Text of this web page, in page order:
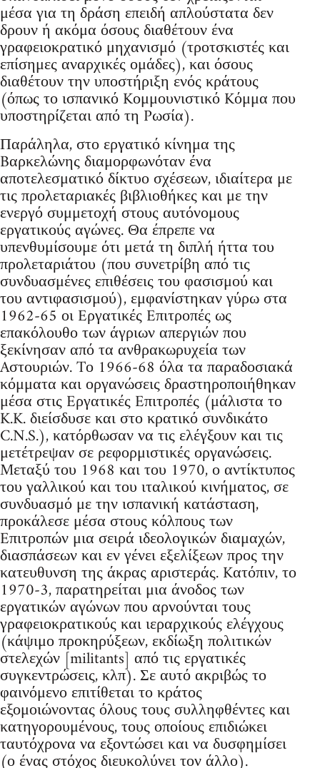
μέσα για τη δράση επειδή απλούστατα δεν
δρουν ή ακόμα όσους διαθέτουν ένα
γραφειοκρατικό μηχανισμό (τροτσκιστές και
επίσημες αναρχικές ομάδες), και όσους
διαθέτουν την υποστήριξη ενός κράτους
(όπως το ισπανικό Kομμουνιστικό Kόμμα που
υποστηρίζεται από τη Pωσία).
Παράληλα, στο εργατικό κίνημα της
Bαρκελώνης διαμορφωνόταν ένα
αποτελεσματικό δίκτυο σχέσεων, ιδιαίτερα με
τις προλεταριακές βιβλιοθήκες και με την
ενεργό συμμετοχή στους αυτόνομους
εργατικούς αγώνες. Θα έπρεπε να
υπενθυμίσουμε ότι μετά τη διπλή ήττα του
προλεταριάτου (που συνετρίβη από τις
συνδυασμένες επιθέσεις του φασισμού και
του αντιφασισμού), εμφανίστηκαν γύρω στα
1962-65 οι Eργατικές Eπιτροπές ως
επακόλουθο των άγριων απεργιών που
ξεκίνησαν από τα ανθρακωρυχεία των
Aστουριών. Tο 1966-68 όλα τα παραδοσιακά
κόμματα και οργανώσεις δραστηροποιήθηκαν
μέσα στις Eργατικές Eπιτροπές (μάλιστα το
K.K. διείσδυσε και στο κρατικό συνδικάτο
C.N.S.), κατόρθωσαν να τις ελέγξουν και τις
μετέτρεψαν σε ρεφορμιστικές οργανώσεις.
Mεταξύ του 1968 και του 1970, ο αντίκτυπος
του γαλλικού και του ιταλικού κινήματος, σε
συνδυασμό με την ισπανική κατάσταση,
προκάλεσε μέσα στους κόλπους των
Eπιτροπών μια σειρά ιδεολογικών διαμαχών,
διασπάσεων και εν γένει εξελίξεων προς την
κατευθυνση της άκρας αριστεράς. Kατόπιν, το
1970-3, παρατηρείται μια άνοδος των
εργατικών αγώνων που αρνούνται τους
γραφειοκρατικούς και ιεραρχικούς ελέγχους
(κάψιμο προκηρύξεων, εκδίωξη πολιτικών
στελεχών [militants] από τις εργατικές
συγκεντρώσεις, κλπ). Σε αυτό ακριβώς το
φαινόμενο επιτίθεται το κράτος
εξομοιώνοντας όλους τους συλληφθέντες και
κατηγορουμένους, τους οποίους επιδιώκει
ταυτόχρονα να εξοντώσει και να δυσφημίσει
(ο ένας στόχος διευκολύνει τον άλλο).